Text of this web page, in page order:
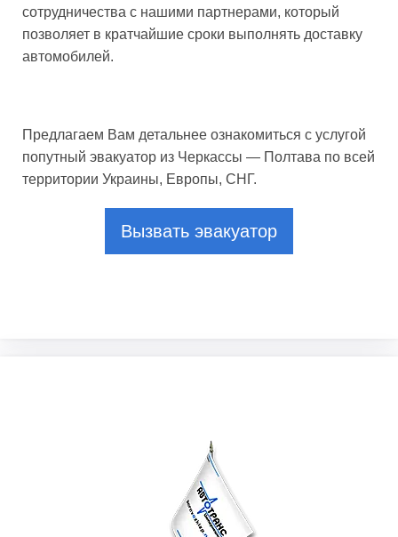
сотрудничества с нашими партнерами, который
позволяет в кратчайшие сроки выполнять доставку
автомобилей.
Предлагаем Вам детальнее ознакомиться с услугой
попутный эвакуатор из Черкассы — Полтава по всей
территории Украины, Европы, СНГ.
Вызвать эвакуатор